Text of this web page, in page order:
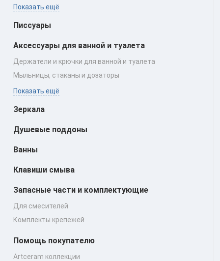
Показать ещё
Писсуары
Аксессуары для ванной и туалета
Держатели и крючки для ванной и туалета
Мыльницы, стаканы и дозаторы
Показать ещё
Зеркала
Душевые поддоны
Ванны
Клавиши смыва
Запасные части и комплектующие
Для смесителей
Комплекты крепежей
Помощь покупателю
Artceram коллекции